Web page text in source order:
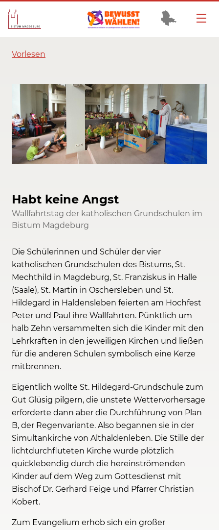
Vorlesen
Habt keine Angst
Wallfahrtstag der katholischen Grundschulen im
Bistum Magdeburg
Die Schülerinnen und Schüler der vier
katholischen Grundschulen des Bistums, St.
Mechthild in Magdeburg, St. Franziskus in Halle
(Saale), St. Martin in Oschersleben und St.
Hildegard in Haldensleben feierten am Hochfest
Peter und Paul ihre Wallfahrten. Pünktlich um
halb Zehn versammelten sich die Kinder mit den
Lehrkräften in den jeweiligen Kirchen und ließen
für die anderen Schulen symbolisch eine Kerze
mitbrennen.
Eigentlich wollte St. Hildegard-Grundschule zum
Gut Glüsig pilgern, die unstete Wettervorhersage
erforderte dann aber die Durchführung von Plan
B, der Regenvariante. Also begannen sie in der
Simultankirche von Althaldenleben. Die Stille der
lichtdurchfluteten Kirche wurde plötzlich
quicklebendig durch die hereinströmenden
Kinder auf dem Weg zum Gottesdienst mit
Bischof Dr. Gerhard Feige und Pfarrer Christian
Kobert.
Zum Evangelium erhob sich ein großer